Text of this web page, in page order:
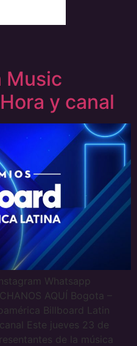
Music
y canal
Whatsapp
AQUÍ Bogota –
Billboard Latin
Este jueves 23 de
de la música